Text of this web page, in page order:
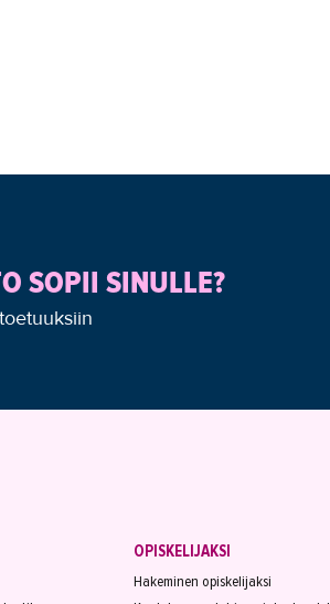
SOPII SINULLE?
OPISKELIJAKSI
Hakeminen opiskelijaksi